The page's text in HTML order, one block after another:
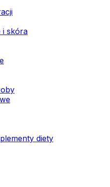
i skóra
diety